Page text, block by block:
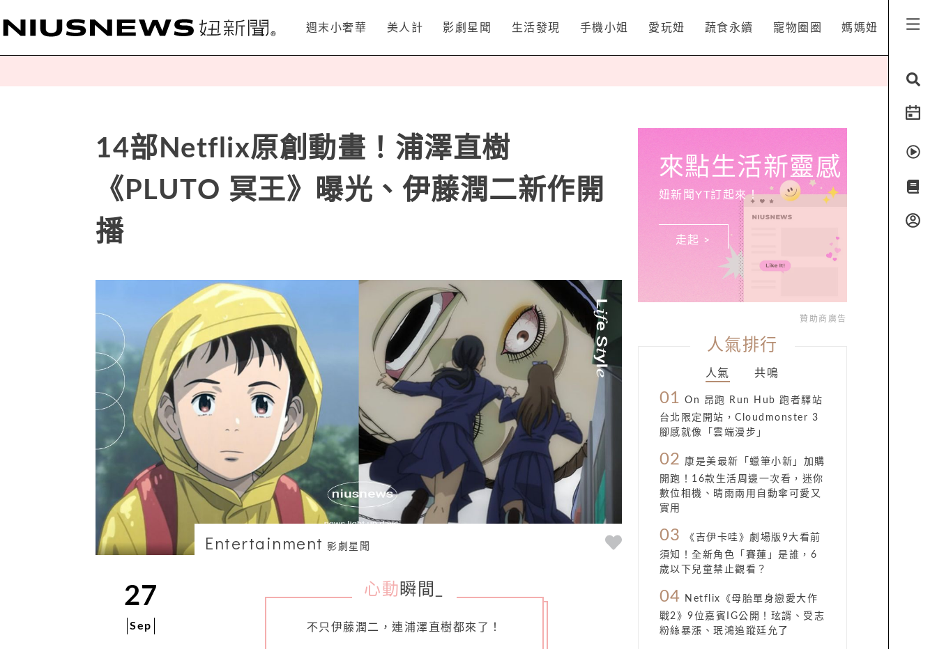
週末小奢華 美人計 影劇星聞 生活發現 手機小姐 愛玩妞 蔬食永續 寵物圈圈 媽媽妞
14部Netflix原創動畫！浦澤直樹
《PLUTO 冥王》曝光、伊藤潤二新作開
播
Entertainment 影劇星聞
27
Sep
心動 瞬間
不只伊藤潤二，連浦澤直樹都來了！
來點生活新靈感
妞新聞YT訂起來！
走起 >
贊助商廣告
人氣排行
人氣 共鳴
01 On 昂跑 Run Hub 跑者驛站
台北限定開站，Cloudmonster 3
腳感就像「雲端漫步」
02
康是美最新「蠟筆小新」加購
開跑！16款生活周邊一次看，迷你
數位相機、晴雨兩用自動傘可愛又
實用
03
《吉伊卡哇》劇場版9大看前
須知！全新角色「賽蓮」是誰，6
歲以下兒童禁止觀看？
04
Netflix《母胎單身戀愛大作
戰2》9位嘉賓IG公開！玹諝、受志
粉絲暴漲、珉鴻追蹤廷允了